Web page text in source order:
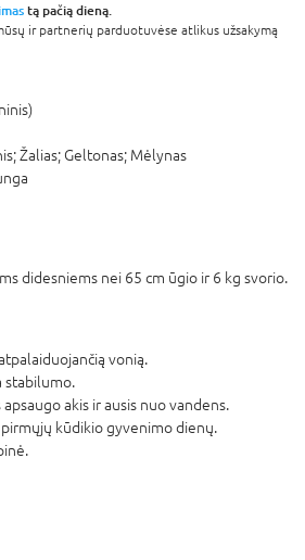
tą pačią dieną.
ir partnerių parduotuvėse atlikus užsakymą
Žalias; Geltonas; Mėlynas
didesniems nei 65 cm ūgio ir 6 kg svorio.
vonią.
stabilumo.
akis ir ausis nuo vandens.
kūdikio gyvenimo dienų.